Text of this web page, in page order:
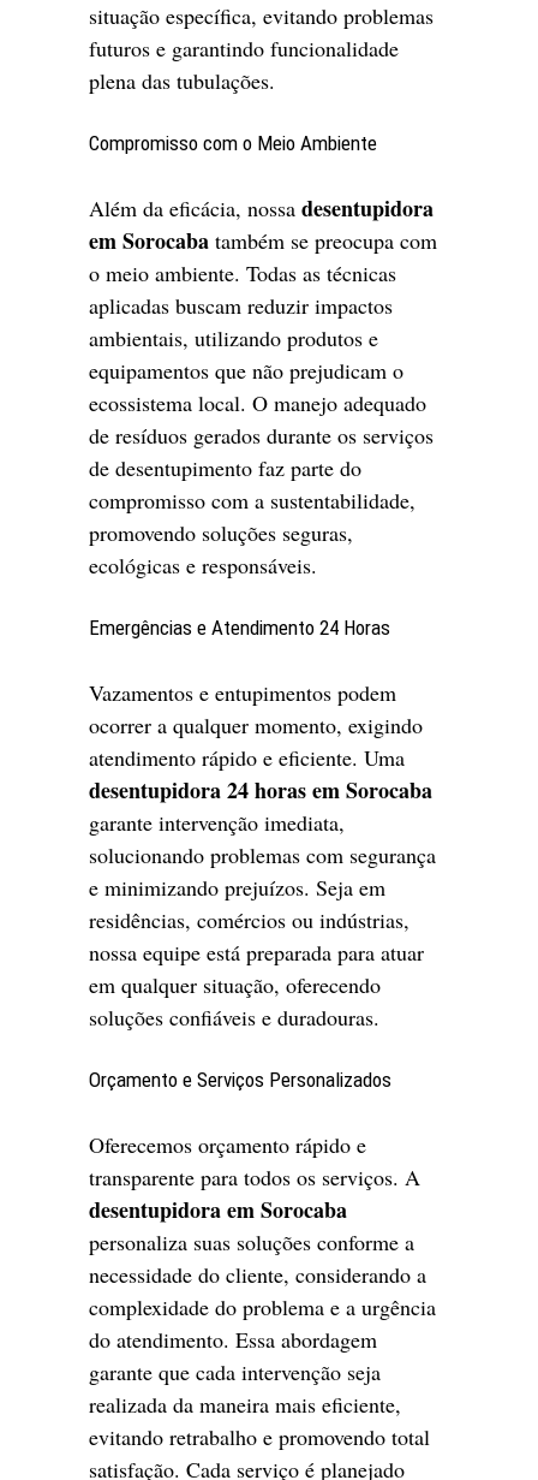
situação específica, evitando problemas
futuros e garantindo funcionalidade
plena das tubulações.
Compromisso com o Meio Ambiente
Além da eficácia, nossa desentupidora
em Sorocaba também se preocupa com
o meio ambiente. Todas as técnicas
aplicadas buscam reduzir impactos
ambientais, utilizando produtos e
equipamentos que não prejudicam o
ecossistema local. O manejo adequado
de resíduos gerados durante os serviços
de desentupimento faz parte do
compromisso com a sustentabilidade,
promovendo soluções seguras,
ecológicas e responsáveis.
Emergências e Atendimento 24 Horas
Vazamentos e entupimentos podem
ocorrer a qualquer momento, exigindo
atendimento rápido e eficiente. Uma
desentupidora 24 horas em Sorocaba
garante intervenção imediata,
solucionando problemas com segurança
e minimizando prejuízos. Seja em
residências, comércios ou indústrias,
nossa equipe está preparada para atuar
em qualquer situação, oferecendo
soluções confiáveis e duradouras.
Orçamento e Serviços Personalizados
Oferecemos orçamento rápido e
transparente para todos os serviços. A
desentupidora em Sorocaba
personaliza suas soluções conforme a
necessidade do cliente, considerando a
complexidade do problema e a urgência
do atendimento. Essa abordagem
garante que cada intervenção seja
realizada da maneira mais eficiente,
evitando retrabalho e promovendo total
satisfação. Cada serviço é planejado